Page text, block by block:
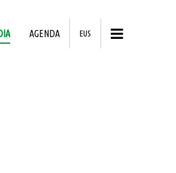
AGENDA EUS